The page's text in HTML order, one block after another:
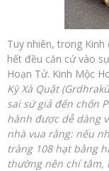
Tuy nhiên, trong
hết đều căn cứ vào
Hoạn Tử. Kinh Mộc
Kỳ Xà Quật
sai sứ giả đến chốn
hành được dễ dàng
nhà vua rằng: nếu
tràng 108 hạt bằng
thường nên chí tâm,